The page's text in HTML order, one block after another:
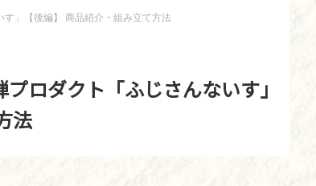
」【後編】 商品紹介・組み立て方法
ロダクト「ふじさんないす」
法